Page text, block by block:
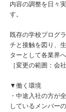
内容の調整を日々
す。
既存の学校プログ
チと接触を図り、
ターとして各業界
［変更の範囲：会
▼働く環境
・中途入社の方が
しているメンバー